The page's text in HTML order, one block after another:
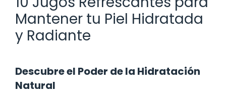
Mantener tu Piel Hidratada
y Radiante
Descubre el Poder de la Hidratación
Natural